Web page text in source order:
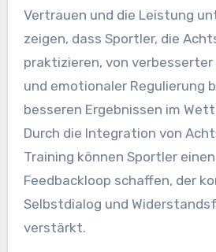
Vertrauen und die Leistung
zeigen, dass Sportler, die
praktizieren, von
und emotionaler Regulierung
besseren Ergebnissen im
Durch die Integration von
Training können Sportler
Feedbackloop schaffen, der
Selbstdialog und
verstärkt.